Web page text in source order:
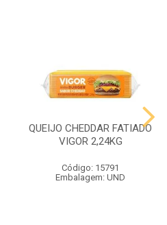
QUEIJO CHEDDAR FATIADO
VIGOR 2,24KG
Código: 15791
Embalagem: UND